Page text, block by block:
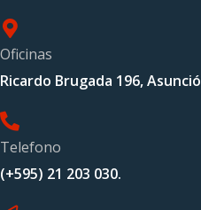
Oficinas
Ricardo Brugada 196,
Telefono
(+595) 21 203 030.